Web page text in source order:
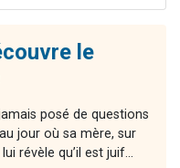
le
posé de questions
jour où sa mère, sur
révèle qu’il est juif...